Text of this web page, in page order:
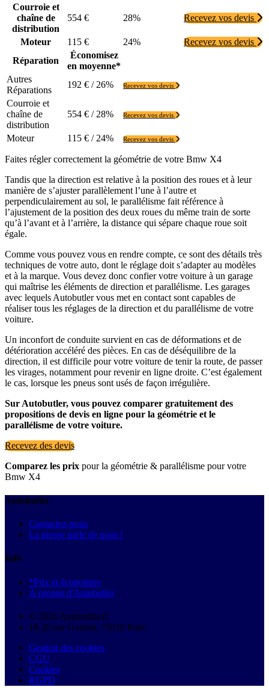
Courroie et
chaîne de
distribution
554 € 28% Recevez vos devis
Moteur 115 € 24%
Recevez vos devis
Réparation
Économisez
en moyenne*
Autres
Réparations
192 € / 26% Recevez vos devis
Courroie et
chaîne de
distribution
554 € / 28% Recevez vos devis
Moteur 115 € / 24% Recevez vos devis
Faites régler correctement la géométrie de votre Bmw X4
Tandis que la direction est relative à la position des roues et à leur
manière de s’ajuster parallèlement l’une à l’autre et
perpendiculairement au sol, le parallélisme fait référence à
l’ajustement de la position des deux roues du même train de sorte
qu’à l’avant et à l’arrière, la distance qui sépare chaque roue soit
égale.
Comme vous pouvez vous en rendre compte, ce sont des détails très
techniques de votre auto, dont le réglage doit s’adapter au modèles
et à la marque. Vous devez donc confier votre voiture à un garage
qui maîtrise les éléments de direction et parallélisme. Les garages
avec lequels Autobutler vous met en contact sont capables de
réaliser tous les réglages de la direction et du parallélisme de votre
voiture.
Un inconfort de conduite survient en cas de déformations et de
détérioration accéléré des pièces. En cas de déséquilibre de la
direction, il est difficile pour votre voiture de tenir la route, de passer
les virages, notamment pour revenir en ligne droite. C’est également
le cas, lorsque les pneus sont usés de façon irrégulière.
Sur Autobutler, vous pouvez comparer gratuitement des
propositions de devis en ligne pour la géométrie et le
parallélisme de votre voiture.
Recevez des devis
Comparez les prix pour la géométrie & parallélisme pour votre
Bmw X4
Autobutler
Contactez-nous
La presse parle de nous !
Info
*Prix et économies
À propos d'Autobutler
© 2026 Autobutler.fr
18-26 rue Goubet, 75019 Paris
Gestion des cookies
CGU
Cookies
RGPD